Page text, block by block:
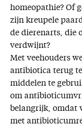
homeopathie? Of
zijn kreupele
de dierenarts, die
verdwijnt?
Met veehouders
antibiotica terug
middelen te
om
belangrijk, omdat
met